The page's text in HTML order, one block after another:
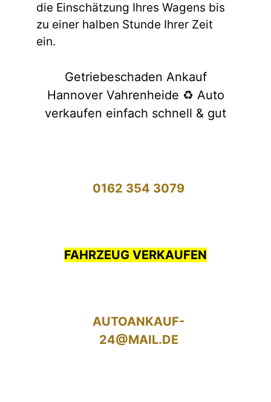
die Einschätzung Ihres Wagens bis
zu einer halben Stunde Ihrer Zeit
ein.
Getriebeschaden Ankauf
Hannover Vahrenheide ♻️ Auto
verkaufen einfach schnell & gut
0162 354 3079
FAHRZEUG VERKAUFEN
AUTOANKAUF-
24@MAIL.DE